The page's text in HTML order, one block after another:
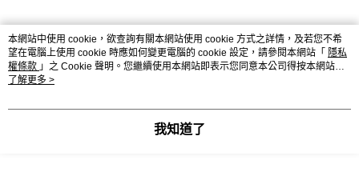
熱門標籤
本網站中使用 cookie，欲查詢有關本網站使用 cookie 方式之詳情，及若您不希
望在電腦上使用 cookie 時應如何變更電腦的 cookie 設定，請參閱本網站「 隱私
權條款 」之 Cookie 聲明。您繼續使用本網站即表示您同意本公司得按本網站使
用條款之 Cookie 聲明使用 cookie。
了解更多 >
我知道了